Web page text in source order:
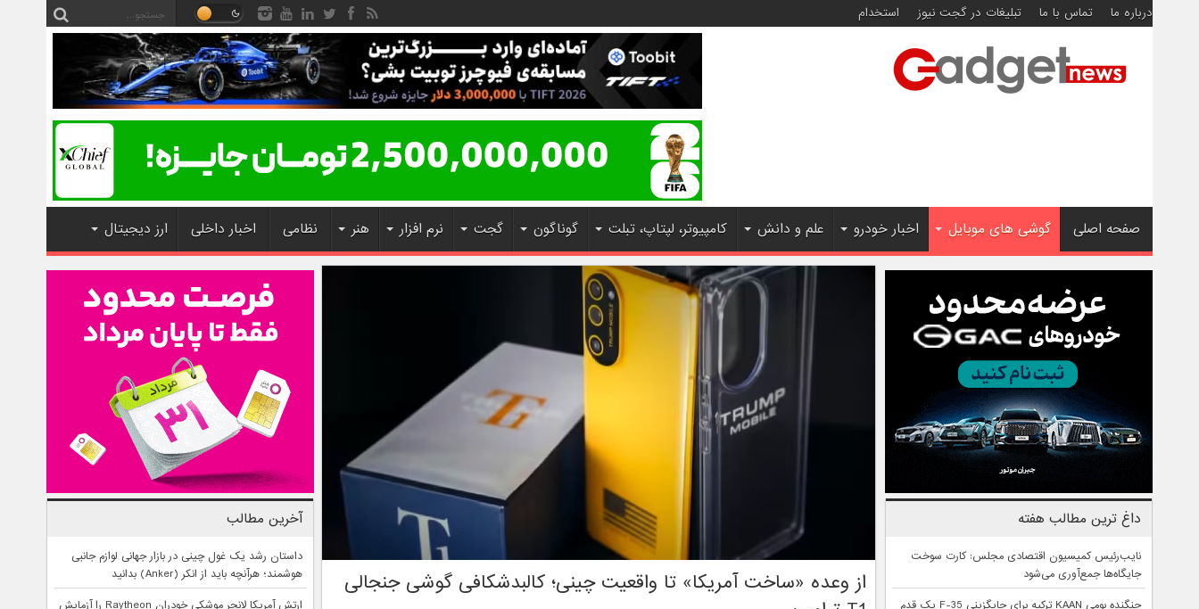
درباره ما تماس با ما تبلیغات در گجت نیوز استخدام
صفحه اصلی گوشی های موبایل اخبار خودرو علم و دانش کامپیوتر، لپتاپ، تبلت گوناگون گجت نرم افزار هنر نظامی اخبار داخلی ارز دیجیتال
از وعده «ساخت آمریکا» تا واقعیت چینی؛ کالبدشکافی گوشی جنجالی
داغ ترین مطالب هفته
نایب‌رئیس کمیسیون اقتصادی مجلس: کارت سوخت
جایگاه‌ها جمع‌آوری می‌شود
جنگنده بومی KAAN ترکیه برای جایگزینی F-35 یک قدم
آخرین مطالب
داستان رشد یک غول چینی در بازار جهانی لوازم جانبی
هوشمند؛ هرآنچه باید از انکر (Anker) بدانید
ارتش آمریکا لانچر موشکی خودران Raytheon را آزمایش